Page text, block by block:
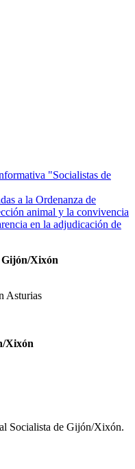
"Socialistas de
a la Ordenanza de
animal y la convivencia
en la adjudicación de
Xixón
Asturias
Xixón
Socialista de Gijón/Xixón.